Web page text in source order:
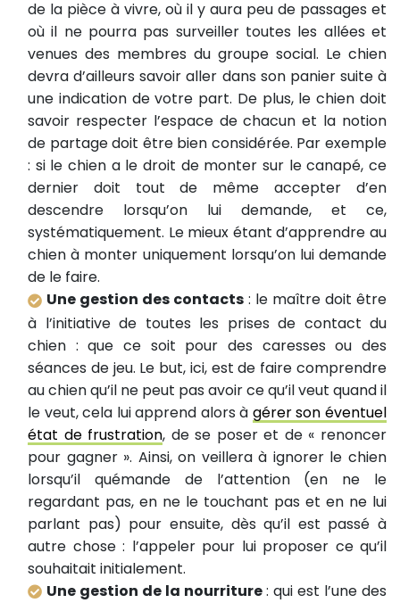
de la pièce à vivre, où il y aura peu de passages et
où il ne pourra pas surveiller toutes les allées et
venues des membres du groupe social. Le chien
devra d’ailleurs savoir aller dans son panier suite à
une indication de votre part. De plus, le chien doit
savoir respecter l’espace de chacun et la notion
de partage doit être bien considérée. Par exemple
: si le chien a le droit de monter sur le canapé, ce
dernier doit tout de même accepter d’en
descendre lorsqu’on lui demande, et ce,
systématiquement. Le mieux étant d’apprendre au
chien à monter uniquement lorsqu’on lui demande
de le faire.
Une gestion des contacts : le maître doit être
à l’initiative de toutes les prises de contact du
chien : que ce soit pour des caresses ou des
séances de jeu. Le but, ici, est de faire comprendre
au chien qu’il ne peut pas avoir ce qu’il veut quand il
le veut, cela lui apprend alors à gérer son éventuel
état de frustration, de se poser et de « renoncer
pour gagner ». Ainsi, on veillera à ignorer le chien
lorsqu’il quémande de l’attention (en ne le
regardant pas, en ne le touchant pas et en ne lui
parlant pas) pour ensuite, dès qu’il est passé à
autre chose : l’appeler pour lui proposer ce qu’il
souhaitait initialement.
Une gestion de la nourriture: qui est l’une des